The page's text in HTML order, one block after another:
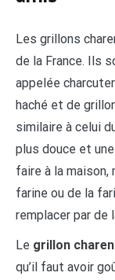
Les grillons
de la France. Ils
appelée
haché et de
similaire à celui
plus douce et
faire à la maison,
farine ou de la
remplacer par de
Le grillon
qu’il faut avoir